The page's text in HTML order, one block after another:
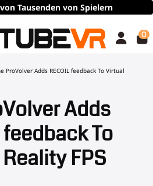
Tausenden von Spielern
0
ProVolver Adds RECOIL feedback To Virtual
Adds
feedback To
FPS